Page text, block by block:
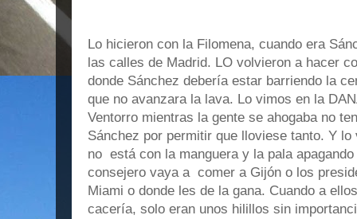
Lo hicieron con la Filomena, cuando era
las calles de Madrid. LO volvieron a hacer
donde Sánchez debería estar barriendo la
que no avanzara la lava. Lo vimos en la
Ventorro mientras la gente se ahogaba no
Sánchez por permitir que lloviese tanto. Y
no está con la manguera y la pala
consejero vaya a comer a Gijón o los
Miami o donde les de la gana. Cuando a
cacería, solo eran unos hilillos sin